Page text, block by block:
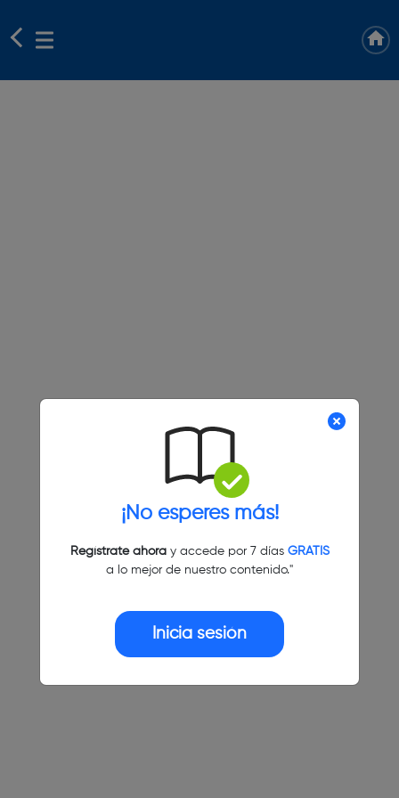
¡No esperes más!
Regístrate ahoray accede por 7 días GRATIS
a lo mejor de nuestro contenido."
Inicia sesión